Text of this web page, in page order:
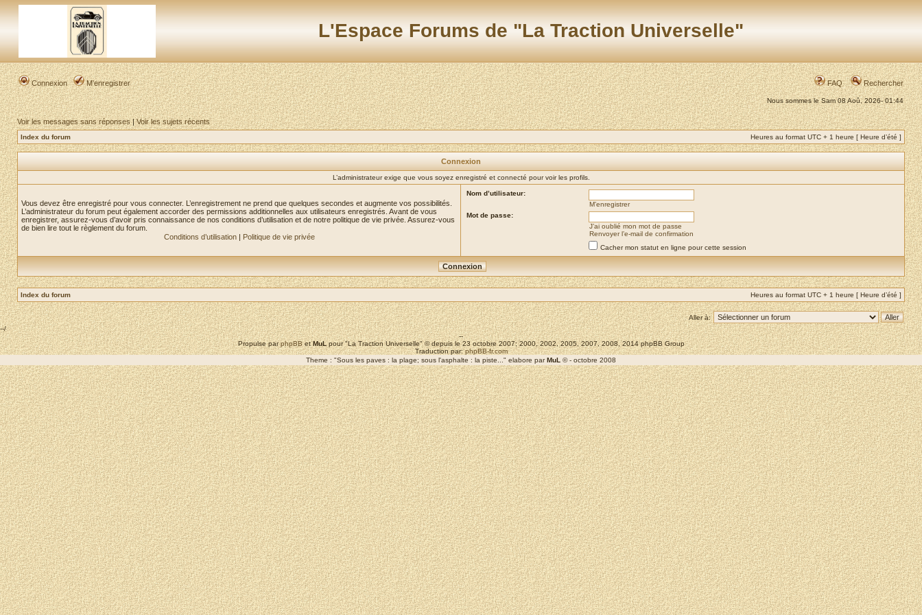
L'Espace Forums de "La Traction Universelle"
Connexion M’enregistrer FAQ Rechercher
Nous sommes le Sam 08 Aoû, 2026- 01:44
Voir les messages sans réponses|Voir les sujets récents
Index du forum Heures au format UTC + 1 heure [ Heure d’été ]
Connexion
L’administrateur exige que vous soyez enregistré et connecté pour voir les profils.
Vous devez être enregistré pour vous connecter. L’enregistrement ne prend que quelques secondes et augmente vos possibilités.
L’administrateur du forum peut également accorder des permissions additionnelles aux utilisateurs enregistrés. Avant de vous
enregistrer, assurez-vous d’avoir pris connaissance de nos conditions d’utilisation et de notre politique de vie privée. Assurez-vous
de bien lire tout le règlement du forum.
Conditions d’utilisation| Politique de vie privée
Nom d’utilisateur:
M’enregistrer
Mot de passe:
J’ai oublié mon mot de passe
Renvoyer l’e-mail de confirmation
Cacher mon statut en ligne pour cette session
Index du forum Heures au format UTC + 1 heure [ Heure d’été ]
Aller à:
--/
--
Propulse parphpBBetMuLpour "La Traction Universelle" © depuis le 23 octobre 2007; 2000, 2002, 2005, 2007, 2008, 2014 phpBB Group
Traduction par:phpBB-fr.com
Theme : "Sous les paves : la plage; sous l'asphalte : la piste..." elabore parMuL © - octobre 2008